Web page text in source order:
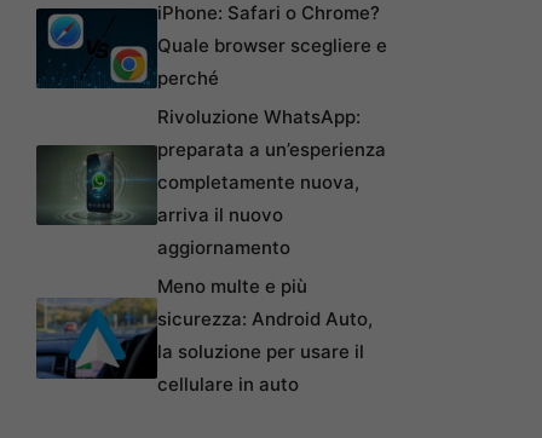
iPhone: Safari o Chrome?
Quale browser scegliere e
perché
Rivoluzione WhatsApp:
preparata a un’esperienza
completamente nuova,
arriva il nuovo
aggiornamento
Meno multe e più
sicurezza: Android Auto,
la soluzione per usare il
cellulare in auto